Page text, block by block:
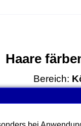
Haare
Bereich: